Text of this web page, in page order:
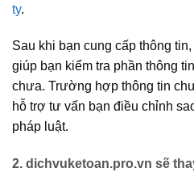
ty.
Sau khi bạn cung cấp thông
giúp bạn kiểm tra phần thông
chưa. Trường hợp thông tin
hỗ trợ tư vấn bạn điều chỉnh
pháp luật.
2. dichvuketoan.pro.vn sẽ